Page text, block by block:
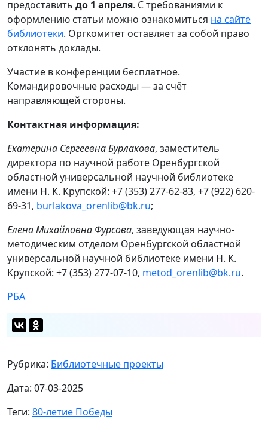
предоставить до 1 апреля. С требованиями к
оформлению статьи можно ознакомиться на сайте
библиотеки. Оргкомитет оставляет за собой право
отклонять доклады.
Участие в конференции бесплатное.
Командировочные расходы — за счёт
направляющей стороны.
Контактная информация:
Екатерина Сергеевна Бурлакова, заместитель
директора по научной работе Оренбургской
областной универсальной научной библиотеке
имени Н. К. Крупской: +7 (353) 277-62-83, +7 (922) 620-
69-31, burlakova_orenlib@bk.ru;
Елена Михайловна Фурсова, заведующая научно-
методическим отделом Оренбургской областной
универсальной научной библиотеке имени Н. К.
Крупской: +7 (353) 277-07-10, metod_orenlib@bk.ru.
РБА
Рубрика: Библиотечные проекты
Дата: 07-03-2025
Теги: 80-летие Победы